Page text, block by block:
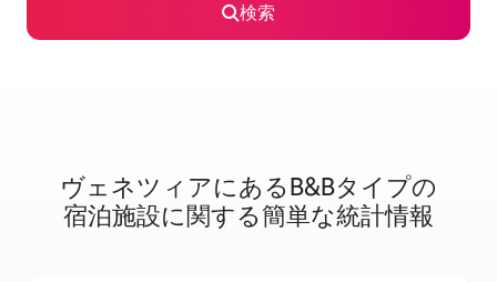
検索
ヴェネツィアに⁠あ⁠るB&B⁠タ⁠イ⁠プ⁠の
宿⁠泊⁠施⁠設⁠に関⁠す⁠る簡⁠単⁠な統⁠計⁠情⁠報